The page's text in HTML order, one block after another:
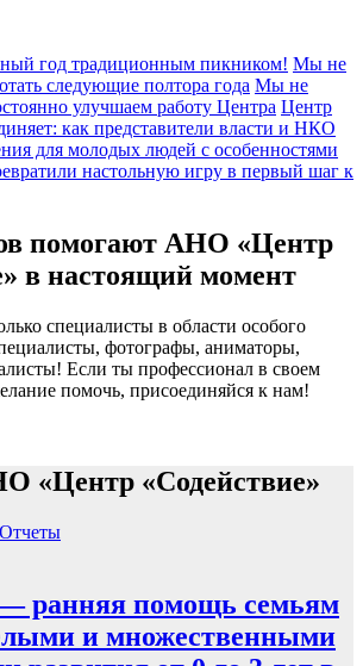
год традиционным пикником! Мы не
следующие полтора года Мы не
улучшаем работу Центра Центр
как представители власти и НКО
для молодых людей с особенностями
настольную игру в первый шаг к
помогают АНО «Центр
в настоящий момент
специалисты в области особого
фотографы, аниматоры,
Если ты профессионал в своем
помочь, присоединяйся к нам!
«Центр «Содействие»
Отчеты
— ранняя помощь семьям
и множественными